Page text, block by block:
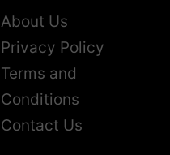
About Us
Privacy Policy
Terms and
Conditions
Contact Us